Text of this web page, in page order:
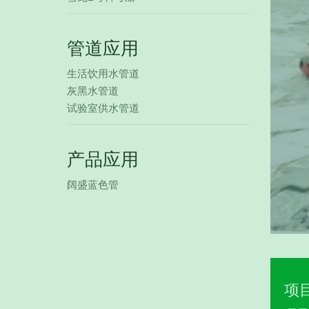
管道应用
生活饮用水管道
灰黑水管道
试验室供水管道
产品应用
阔盛蓝色管
项